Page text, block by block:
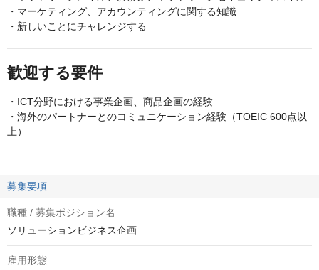
・マーケティング、アカウンティングに関する知識
・新しいことにチャレンジする
歓迎する要件
・ICT分野における事業企画、商品企画の経験
・海外のパートナーとのコミュニケーション経験（TOEIC 600点以
上）
募集要項
職種 / 募集ポジション名
ソリューションビジネス企画
雇用形態